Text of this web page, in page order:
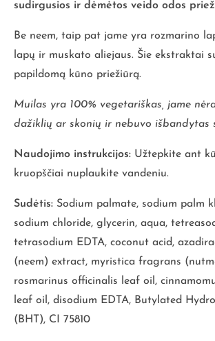
sudirgusios ir dėmėtos veido odos
Be neem, taip pat jame yra rozmarino
lapų ir muskato aliejaus. Šie ekstraktai
papildomą kūno priežiūrą.
Muilas yra 100% vegetariškas, jame
dažiklių ar skonių ir nebuvo išbandytas
Naudojimo instrukcijos: Užtepkite ant
kruopščiai nuplaukite vandeniu.
Sudėtis: Sodium palmate, sodium palm
sodium chloride, glycerin, aqua,
tetrasodium EDTA, coconut acid,
(neem) extract, myristica fragrans
rosmarinus officinalis leaf oil,
leaf oil, disodium EDTA, Butylated
(BHT), CI 75810